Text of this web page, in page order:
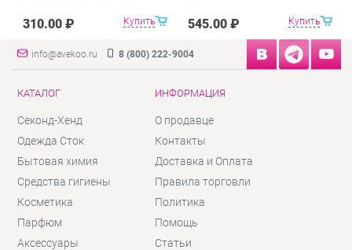
Купить
310.00 ₽ Купить
545.00 ₽
info@avekoo.ru 8 (800) 222-9004
КАТАЛОГ
Секонд-Хенд
Одежда Сток
Бытовая химия
Средства гигиены
Косметика
Парфюм
Аксессуары
ИНФОРМАЦИЯ
О продавце
Контакты
Доставка и Оплата
Правила торговли
Политика
Помощь
Статьи